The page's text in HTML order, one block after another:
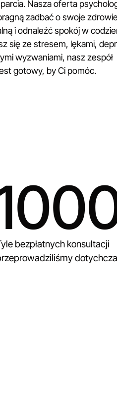
Nasza oferta
zadbać o swoje
i odnaleźć spokój w
się ze stresem, lękami,
wyzwaniami, nasz zespół
gotowy, by Ci pomóc.
bezpłatnych konsultacji